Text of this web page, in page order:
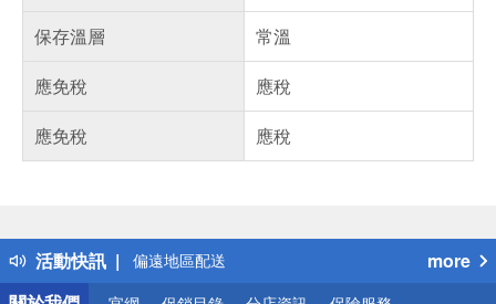
保存溫層
常溫
應免稅
應稅
應免稅
應稅
活動快訊
詐騙網頁！請小心！
銀行優惠
偏遠地區配送
詐騙網頁！請小心！
more